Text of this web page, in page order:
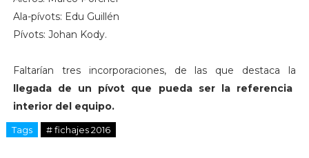
Ala-pívots: Edu Guillén
Pívots: Johan Kody.
Faltarían tres incorporaciones, de las que destaca la
llegada de un pívot que pueda ser la referencia
interior del equipo.
Tags # fichajes 2016